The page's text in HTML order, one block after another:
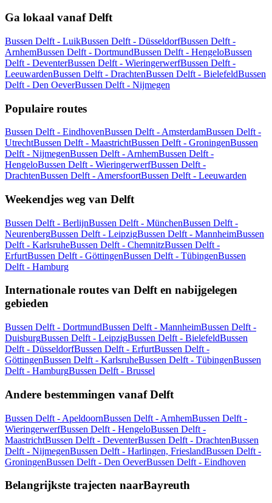
Ga lokaal vanaf Delft
Bussen Delft - LuikBussen Delft - DüsseldorfBussen Delft -
ArnhemBussen Delft - DortmundBussen Delft - HengeloBussen
Delft - DeventerBussen Delft - WieringerwerfBussen Delft -
LeeuwardenBussen Delft - DrachtenBussen Delft - BielefeldBussen
Delft - Den OeverBussen Delft - Nijmegen
Populaire routes
Bussen Delft - EindhovenBussen Delft - AmsterdamBussen Delft -
UtrechtBussen Delft - MaastrichtBussen Delft - GroningenBussen
Delft - NijmegenBussen Delft - ArnhemBussen Delft -
HengeloBussen Delft - WieringerwerfBussen Delft -
DrachtenBussen Delft - AmersfoortBussen Delft - Leeuwarden
Weekendjes weg van Delft
Bussen Delft - BerlijnBussen Delft - MünchenBussen Delft -
NeurenbergBussen Delft - LeipzigBussen Delft - MannheimBussen
Delft - KarlsruheBussen Delft - ChemnitzBussen Delft -
ErfurtBussen Delft - GöttingenBussen Delft - TübingenBussen
Delft - Hamburg
Internationale routes van Delft en nabijgelegen
gebieden
Bussen Delft - DortmundBussen Delft - MannheimBussen Delft -
DuisburgBussen Delft - LeipzigBussen Delft - BielefeldBussen
Delft - DüsseldorfBussen Delft - ErfurtBussen Delft -
GöttingenBussen Delft - KarlsruheBussen Delft - TübingenBussen
Delft - HamburgBussen Delft - Brussel
Andere bestemmingen vanaf Delft
Bussen Delft - ApeldoornBussen Delft - ArnhemBussen Delft -
WieringerwerfBussen Delft - HengeloBussen Delft -
MaastrichtBussen Delft - DeventerBussen Delft - DrachtenBussen
Delft - NijmegenBussen Delft - Harlingen, FrieslandBussen Delft -
GroningenBussen Delft - Den OeverBussen Delft - Eindhoven
Belangrijkste trajecten naarBayreuth